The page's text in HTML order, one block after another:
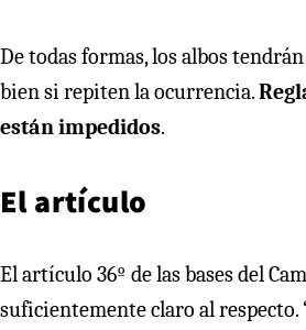
De todas formas, los albos
bien si repiten la ocurrencia.
están impedidos.
El artículo
El artículo 36º de las bases del
suficientemente claro al respecto.